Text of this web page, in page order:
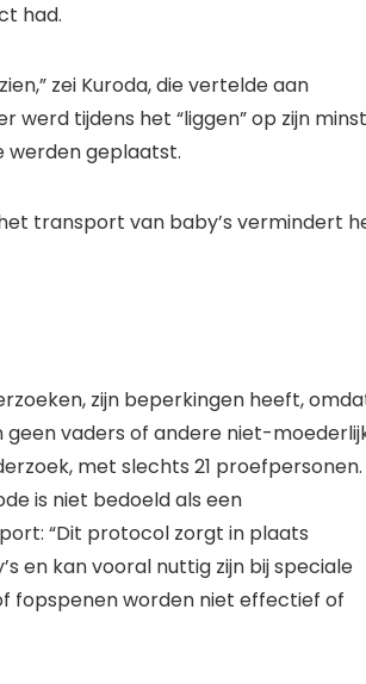
had.
zei Kuroda, die vertelde aan
werd tijdens het “liggen” op zijn minst
werden geplaatst.
transport van baby’s vermindert
zijn beperkingen heeft,
vaders of andere niet-
met slechts 21 proefpersonen.
is niet bedoeld als een
“Dit protocol zorgt in plaats
en kan vooral nuttig zijn bij speciale
fopspenen worden niet effectief of